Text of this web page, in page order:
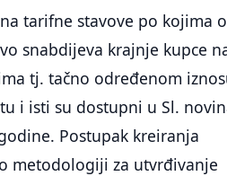
tarifne stavove po kojima
snabdijeva krajnje kupce
tj. tačno određenom
i isti su dostupni u Sl.
Postupak kreiranja
metodologiji za utvrđivanje